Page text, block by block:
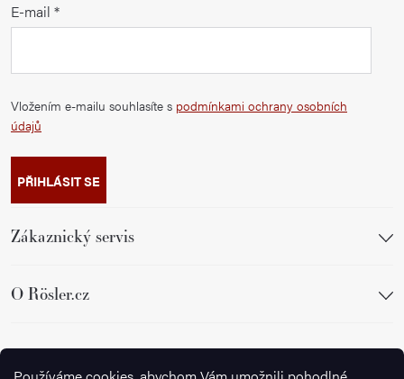
E-mail
Vložením e-mailu souhlasíte s podmínkami ochrany osobních
údajů
PŘIHLÁSIT SE
Zákaznický servis
O Rösler.cz
Sledujte nás